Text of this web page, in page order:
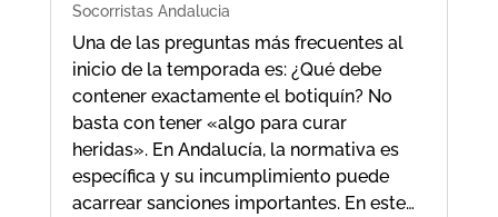
Socorristas Andalucia
Una de las preguntas más frecuentes al
inicio de la temporada es: ¿Qué debe
contener exactamente el botiquín? No
basta con tener «algo para curar
heridas». En Andalucía, la normativa es
específica y su incumplimiento puede
acarrear sanciones importantes. En este…